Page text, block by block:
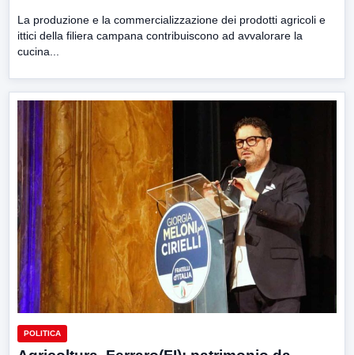
La produzione e la commercializzazione dei prodotti agricoli e
ittici della filiera campana contribuiscono ad avvalorare la
cucina...
POLITICA